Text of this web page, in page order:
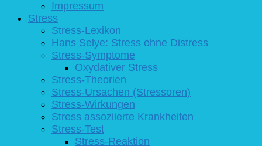
Impressum
Stress
Stress-Lexikon
Hans Selye: Stress ohne Distress
Stress-Symptome
Oxydativer Stress
Stress-Theorien
Stress-Ursachen (Stressoren)
Stress-Wirkungen
Stress assoziierte Krankheiten
Stress-Test
Stress-Reaktion